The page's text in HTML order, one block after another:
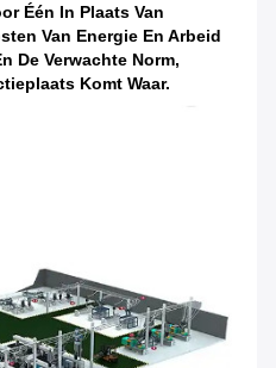
Één In Plaats Van
Van Energie En Arbeid
De Verwachte Norm,
Komt Waar.